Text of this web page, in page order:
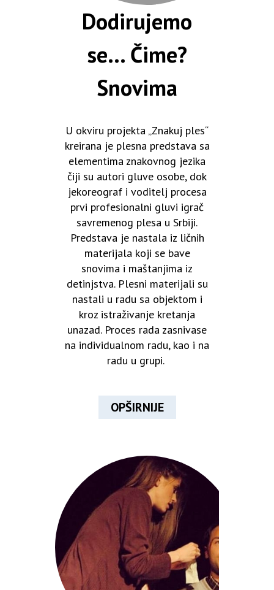
Dodirujemo
se... Čime?
Snovima
U okviru projekta „Znakuj ples“
kreirana je plesna predstava sa
elementima znakovnog jezika
čiji su autori gluve osobe, dok
jekoreograf i voditelj procesa
prvi profesionalni gluvi igrač
savremenog plesa u Srbiji.
Predstava je nastala iz ličnih
materijala koji se bave
snovima i maštanjima iz
detinjstva. Plesni materijali su
nastali u radu sa objektom i
kroz istraživanje kretanja
unazad. Proces rada zasnivase
na individualnom radu, kao i na
radu u grupi.
OPŠIRNIJE